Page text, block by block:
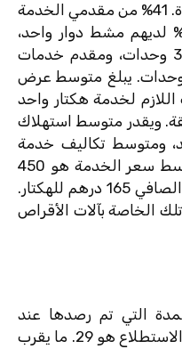
شركة كوسومار بمجموع 26 وحدة. 41% من مقدمي الخدمة
يملكون هذه الأداة، بينما 14% لديهم مشط دوار واحد،
21% لديهم وحدتان، 7% لديهم 3 وحدات، ومقدم خدمات
فقط من أصل 29 لديه 4 وحدات. يبلغ متوسط ​​عرض
والوقت اللازم لخدمة هكتار واحد
​​ساعة و30 دقيقة. ويقدر متوسط ​​استهلاك
الواحد، ومتوسط ​​تكاليف خدمة
الهكتار الواحد 285 درهما. متوسط ​​سعر الخدمة هو 450
درهم للهكتار ومتوسط ​​الهامش الصافي 165 درهم للهكتار.
الخاصة بآلات الأقراص
التي تم رصدها عند
مقدمي الخدمات الذين شملهم الاستطلاع هو 29. ما يقرب